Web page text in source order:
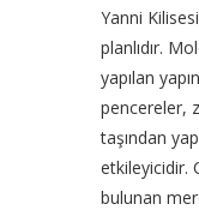
Yanni
planlıdır.
yapılan
pencereler,
taşından
etkileyicidir.
bulunan